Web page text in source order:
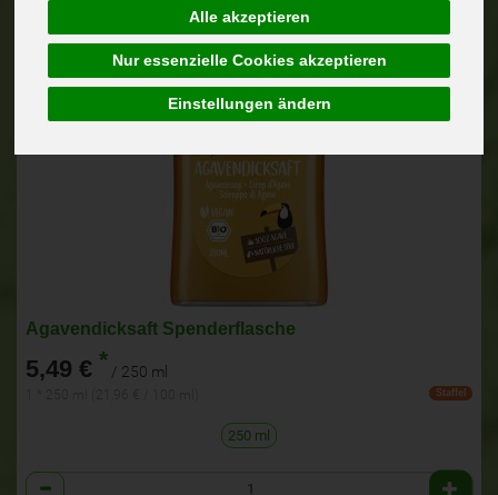
Alle akzeptieren
Nur essenzielle Cookies akzeptieren
Einstellungen ändern
Agavendicksaft Spenderflasche
5,49 € * / 250 ml
Staffel
250 ml
Anzahl